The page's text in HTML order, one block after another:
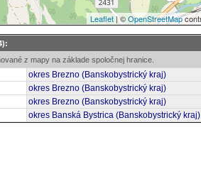
z mapy na základe spoločnej hranice.
okres Brezno (Banskobystrický kraj)
okres Brezno (Banskobystrický kraj)
okres Brezno (Banskobystrický kraj)
okres Banská Bystrica (Banskobystrický kraj)